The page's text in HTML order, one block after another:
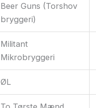
Beer Guns (Torshov
bryggeri)
Militant
Mikrobryggeri
ØL